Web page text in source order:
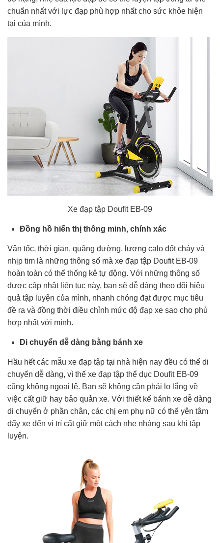
chuẩn nhất với lực đạp phù hợp nhất cho sức khỏe hiện
tại của mình.
Xe đạp tập Doufit EB-09
Đồng hồ hiển thị thông minh, chính xác
Vận tốc, thời gian, quãng đường, lượng calo đốt cháy và
nhịp tim là những thông số mà xe đạp tập Doufit EB-09
hoàn toàn có thể thống kê tự động. Với những thông số
được cập nhật liên tục này, bạn sẽ dễ dàng theo dõi hiệu
quả tập luyện của mình, nhanh chóng đạt được mục tiêu
đề ra và đồng thời điều chỉnh mức độ đạp xe sao cho phù
hợp nhất với mình.
Di chuyển dễ dàng bằng bánh xe
Hầu hết các mẫu xe đạp tập tại nhà hiện nay đều có thể di
chuyển dễ dàng, vì thế xe đạp tập thể dục Doufit EB-09
cũng không ngoại lệ. Bạn sẽ không cần phải lo lắng về
việc cất giữ hay bảo quản xe. Với thiết kế bánh xe dễ dàng
di chuyển ở phần chân, các chị em phụ nữ có thể yên tâm
đẩy xe đến vị trí cất giữ một cách nhẹ nhàng sau khi tập
luyện.